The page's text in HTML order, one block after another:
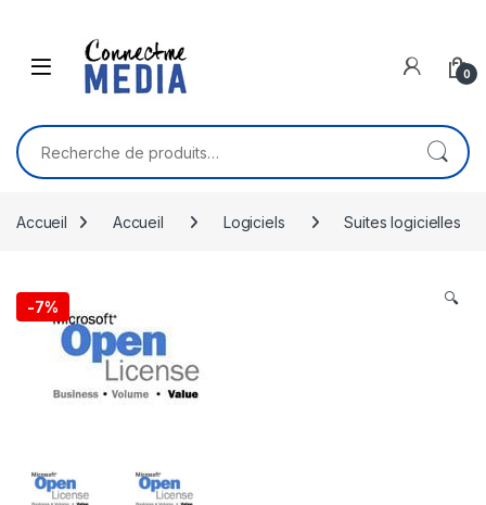
0
Recherche pour :
Accueil Accueil Logiciels Suites logicielles
-7% 🔍